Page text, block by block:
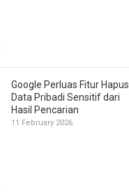
Google Perluas Fitur Hapus
Data Pribadi Sensitif dari
Hasil Pencarian
11 February 2026